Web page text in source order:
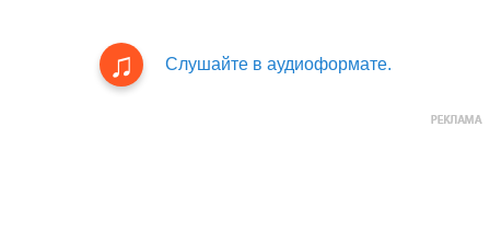
Слушайте в аудиоформате.